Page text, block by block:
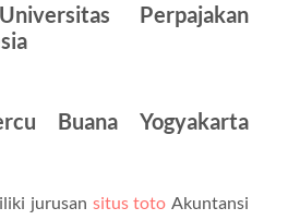
Perpajakan
Buana Yogyakarta
jurusan situs toto Akuntansi